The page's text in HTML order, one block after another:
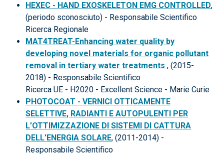
HEXEC - HAND EXOSKELETON EMG CONTROLLED,
(periodo sconosciuto) - Responsabile Scientifico
Ricerca Regionale
MAT4TREAT-Enhancing water quality by
developing novel materials for organic pollutant
removal in tertiary water treatments, (2015-
2018) - Responsabile Scientifico
Ricerca UE - H2020 - Excellent Science - Marie Curie
PHOTOCOAT - VERNICI OTTICAMENTE
SELETTIVE, RADIANTI E AUTOPULENTI PER
L’OTTIMIZZAZIONE DI SISTEMI DI CATTURA
DELL’ENERGIA SOLARE, (2011-2014) -
Responsabile Scientifico